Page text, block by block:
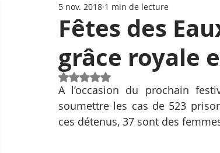
Fêtes des
grâce royale
5 nov. 2018 1 min de lecture
Noté NaN étoiles sur 5.
A l’occasion du prochain
soumettre les cas de 523
ces détenus, 37 sont des